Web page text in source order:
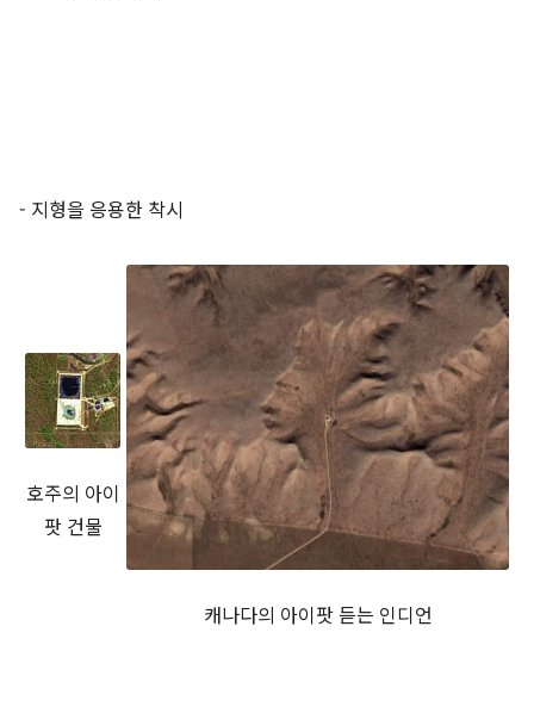
- 지형을 응용한 착시
호주의 아이
팟 건물
캐나다의 아이팟 듣는 인디언